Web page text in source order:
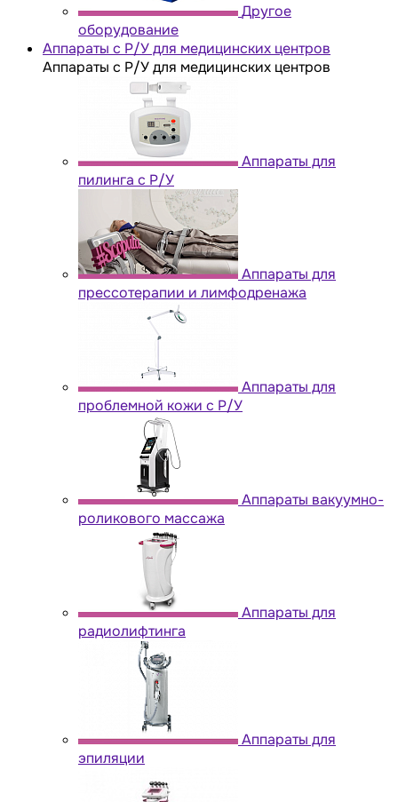
Другое
оборудование
Аппараты с Р/У для медицинских центров
Аппараты с Р/У для медицинских центров
Аппараты для
пилинга с Р/У
Аппараты для
прессотерапии и лимфодренажа
Аппараты для
проблемной кожи с Р/У
Аппараты вакуумно-
роликового массажа
Аппараты для
радиолифтинга
Аппараты для
эпиляции